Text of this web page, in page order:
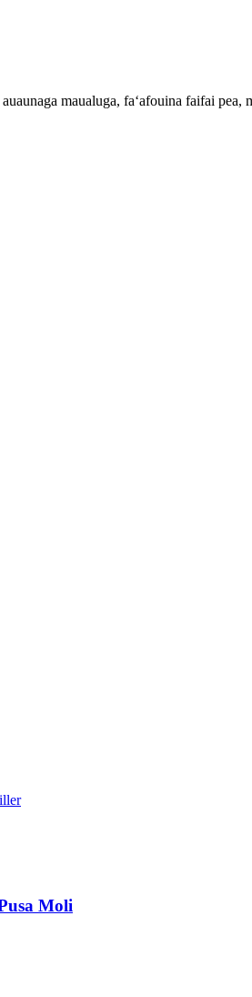
maualuga, faʻafouina faifai pea,
Moli